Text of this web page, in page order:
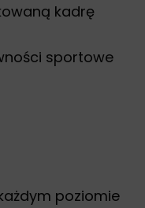
kadrę
sportowe
poziomie